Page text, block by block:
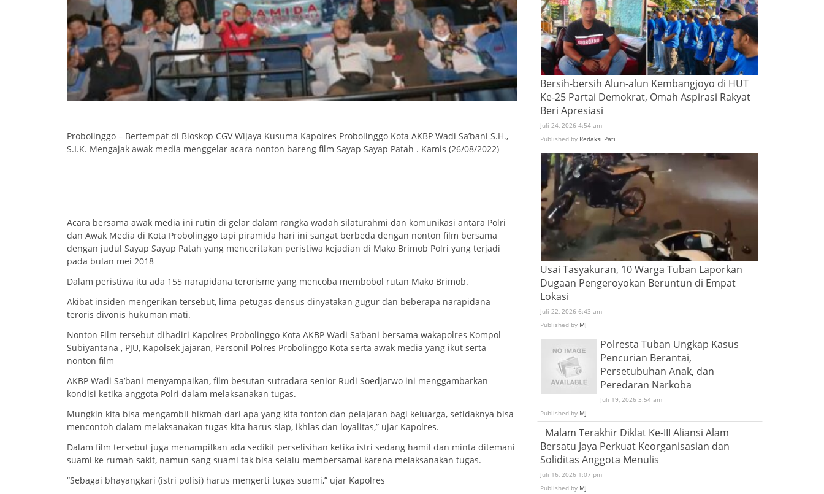
Probolinggo – Bertempat di Bioskop CGV Wijaya Kusuma Kapolres Probolinggo Kota AKBP Wadi Sa’bani S.H.,
S.I.K. Mengajak awak media menggelar acara nonton bareng film Sayap Sayap Patah . Kamis (26/08/2022)
Acara bersama awak media ini rutin di gelar dalam rangka wadah silaturahmi dan komunikasi antara Polri
dan Awak Media di Kota Probolinggo tapi piramida hari ini sangat berbeda dengan nonton film bersama
dengan judul Sayap Sayap Patah yang menceritakan peristiwa kejadian di Mako Brimob Polri yang terjadi
pada bulan mei 2018
Dalam peristiwa itu ada 155 narapidana terorisme yang mencoba membobol rutan Mako Brimob.
Akibat insiden mengerikan tersebut, lima petugas densus dinyatakan gugur dan beberapa narapidana
teroris divonis hukuman mati.
Nonton Film tersebut dihadiri Kapolres Probolinggo Kota AKBP Wadi Sa’bani bersama wakapolres Kompol
Subiyantana , PJU, Kapolsek jajaran, Personil Polres Probolinggo Kota serta awak media yang ikut serta
nonton film
AKBP Wadi Sa’bani menyampaikan, film besutan sutradara senior Rudi Soedjarwo ini menggambarkan
kondisi ketika anggota Polri dalam melaksanakan tugas.
Mungkin kita bisa mengambil hikmah dari apa yang kita tonton dan pelajaran bagi keluarga, setidaknya bisa
mencontoh dalam melaksanakan tugas kita harus siap, ikhlas dan loyalitas,” ujar Kapolres.
Dalam film tersebut juga menampilkan ada sedikit perselisihan ketika istri sedang hamil dan minta ditemani
suami ke rumah sakit, namun sang suami tak bisa selalu membersamai karena melaksanakan tugas.
“Sebagai bhayangkari (istri polisi) harus mengerti tugas suami,” ujar Kapolres
Bersih-bersih Alun-alun Kembangjoyo di HUT
Ke-25 Partai Demokrat, Omah Aspirasi Rakyat
Beri Apresiasi
Juli 24, 2026 4:54 am
Published by Redaksi Pati
Usai Tasyakuran, 10 Warga Tuban Laporkan
Dugaan Pengeroyokan Beruntun di Empat
Lokasi
Juli 22, 2026 6:43 am
Published by MJ
Polresta Tuban Ungkap Kasus
Pencurian Berantai,
Persetubuhan Anak, dan
Peredaran Narkoba
Juli 19, 2026 3:54 am
Published by MJ
Malam Terakhir Diklat Ke-III Aliansi Alam
Bersatu Jaya Perkuat Keorganisasian dan
Soliditas Anggota Menulis
Juli 16, 2026 1:07 pm
Published by MJ